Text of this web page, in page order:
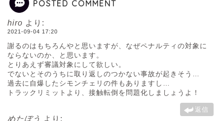
POSTED COMMENT
hiro より:
2021-09-04 17:20
謝るのはもちろんやと思いますが、なぜペナルティの対象に
ならないのか、と思います。
とりあえず審議対象にして欲しい。
でないとそのうちに取り返しのつかない事故が起きそう…
過去に自爆したシモンチェリの件もありますし…
トラックリミットより、接触転倒を問題化しましょうよ！
返信
めたぼう より: